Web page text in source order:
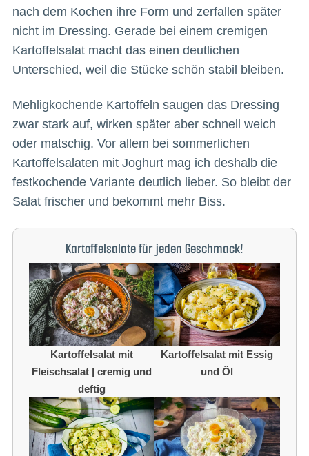
nach dem Kochen ihre Form und zerfallen später
nicht im Dressing. Gerade bei einem cremigen
Kartoffelsalat macht das einen deutlichen
Unterschied, weil die Stücke schön stabil bleiben.
Mehligkochende Kartoffeln saugen das Dressing
zwar stark auf, wirken später aber schnell weich
oder matschig. Vor allem bei sommerlichen
Kartoffelsalaten mit Joghurt mag ich deshalb die
festkochende Variante deutlich lieber. So bleibt der
Salat frischer und bekommt mehr Biss.
Kartoffelsalate für jeden Geschmack!
Kartoffelsalat mit
Fleischsalat | cremig und
deftig
Kartoffelsalat mit Essig
und Öl